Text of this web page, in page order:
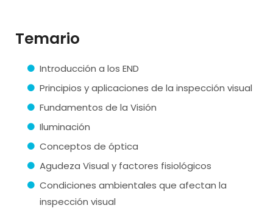
Temario
Introducción a los END
Principios y aplicaciones de la inspección visual
Fundamentos de la Visión
Iluminación
Conceptos de óptica
Agudeza Visual y factores fisiológicos
Condiciones ambientales que afectan la
inspección visual